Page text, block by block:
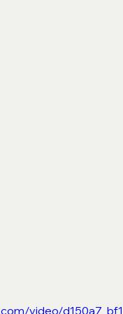
video/